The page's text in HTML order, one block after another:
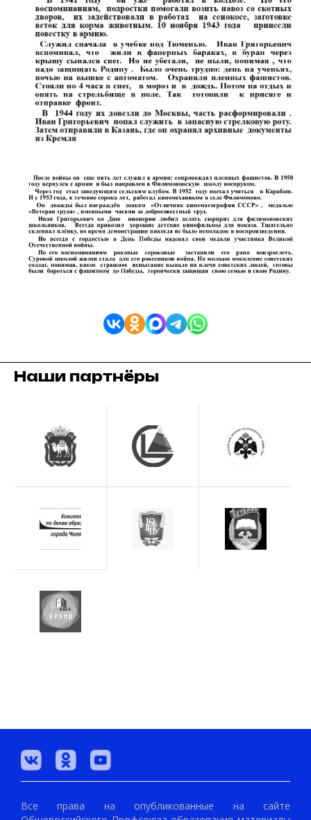
Наши партнёры
Все права на опубликованные на сайте